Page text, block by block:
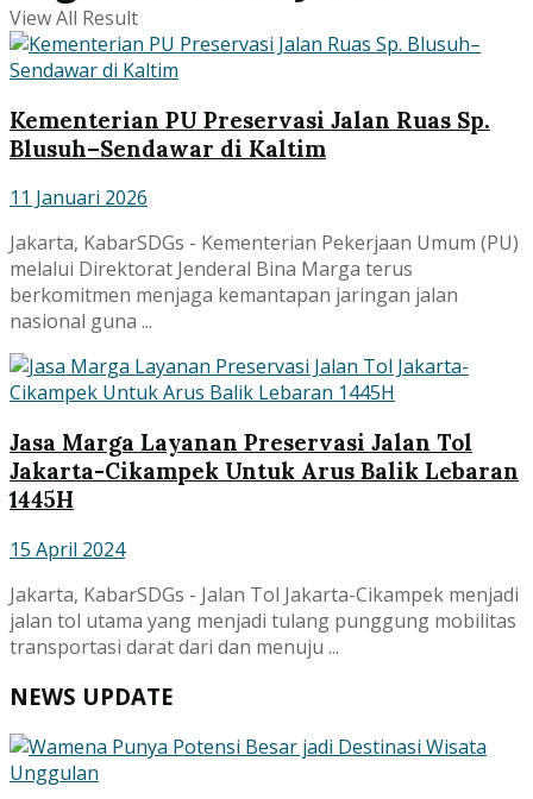
View All Result
Kementerian PU Preservasi Jalan Ruas Sp.
Blusuh–Sendawar di Kaltim
11 Januari 2026
Jakarta, KabarSDGs - Kementerian Pekerjaan Umum (PU)
melalui Direktorat Jenderal Bina Marga terus
berkomitmen menjaga kemantapan jaringan jalan
nasional guna ...
Jasa Marga Layanan Preservasi Jalan Tol
Jakarta-Cikampek Untuk Arus Balik Lebaran
1445H
15 April 2024
Jakarta, KabarSDGs - Jalan Tol Jakarta-Cikampek menjadi
jalan tol utama yang menjadi tulang punggung mobilitas
transportasi darat dari dan menuju ...
NEWS UPDATE